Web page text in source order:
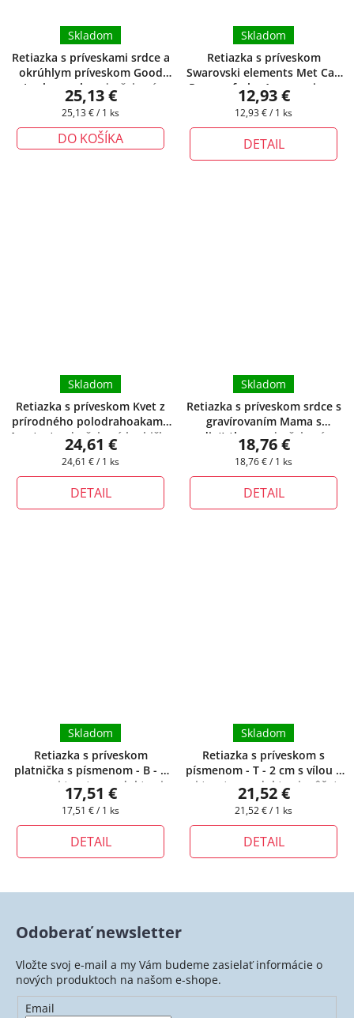
Retiazka s príveskami srdce a
okrúhlym príveskom Good
Luck z ocele+ darčeková
krabička zadarmo
Skladom
25,13 €
Jednotková
cena:
25,13 € / 1 ks
DO KOŠÍKA
Retiazka s príveskom
Swarovski elements Met Cap
Pear vo farbe Aquamarine
darčeková krabička zadarmo
Skladom
12,93 €
Jednotková
cena:
12,93 € / 1 ks
DETAIL
Retiazka s príveskom Kvet z
prírodného polodrahoakamu
Ametyst
+ darčeková krabička
zadarmo
Skladom
24,61 €
Jednotková
cena:
24,61 € / 1 ks
DETAIL
Retiazka s príveskom srdce s
gravírovaním Mama s
dieťatkom+ darčeková
krabička zadarmo
Skladom
18,76 €
Jednotková
cena:
18,76 € / 1 ks
DETAIL
Retiazka s príveskom
platnička s písmenom - B - 3
+ pri tomto produkte si
môžete zvoliť dĺžku retiazky
Skladom
17,51 €
Jednotková
cena:
17,51 € / 1 ks
DETAIL
Retiazka s príveskom s
písmenom - T - 2 cm s vílou +
pri tomto produkte si môžete
zvoliť dĺžku retiazky
Skladom
21,52 €
Jednotková
cena:
21,52 € / 1 ks
DETAIL
Odoberať newsletter
Vložte svoj e-mail a my Vám budeme zasielať informácie o
nových produktoch na našom e-shope.
Email